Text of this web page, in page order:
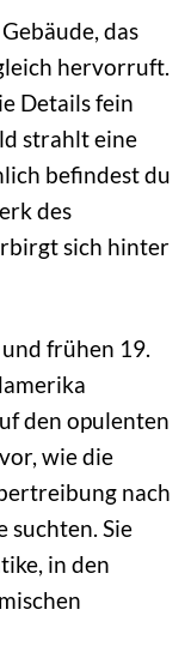
das
hervorruft.
Details fein
strahlt eine
befindest du
des
sich hinter
frühen 19.
den opulenten
wie die
nach
suchten. Sie
in den